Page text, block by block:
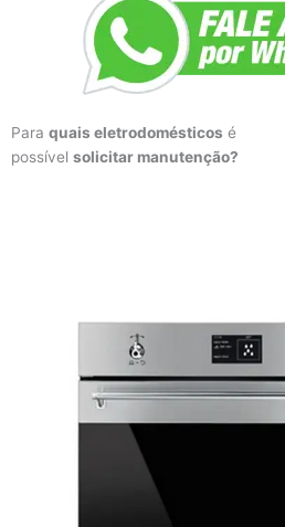
Para quais eletrodomésticos é
possível solicitar manutenção?